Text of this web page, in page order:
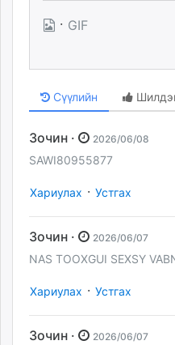
· GIF
Сүүлийн
Зочин · 2026/06/08
SAWI80955877
Хариулах · Устгах
Зочин · 2026/06/07
NAS TOOXGUI SEXSY
Хариулах · Устгах
Зочин · 2026/06/07